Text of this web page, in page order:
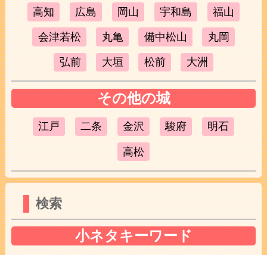
高知 広島 岡山 宇和島 福山
会津若松 丸亀 備中松山 丸岡
弘前 大垣 松前 大洲
その他の城
江戸 二条 金沢 駿府 明石
高松
検索
小ネタキーワード